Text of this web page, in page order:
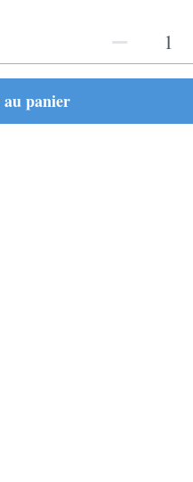
panier